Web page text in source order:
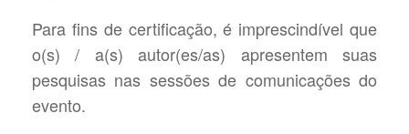
Para fins de certificação, é imprescindível que
o(s) / a(s) autor(es/as) apresentem suas
pesquisas nas sessões de comunicações do
evento.